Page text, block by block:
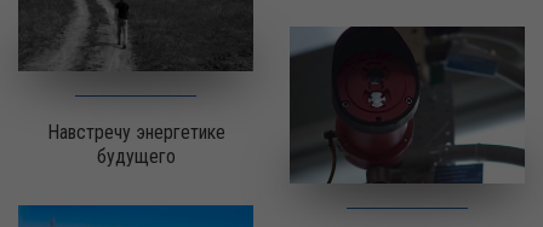
Навстречу энергетике
будущего